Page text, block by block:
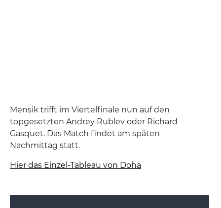
Mensik trifft im Viertelfinale nun auf den
topgesetzten Andrey Rublev oder Richard
Gasquet. Das Match findet am späten
Nachmittag statt.
Hier das Einzel-Tableau von Doha